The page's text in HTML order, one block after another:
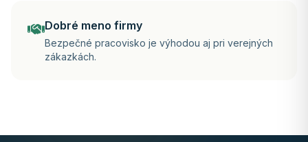
Dobré meno firmy
Bezpečné pracovisko je výhodou aj pri verejných
zákazkách.